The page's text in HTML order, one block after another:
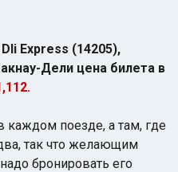
Express (14205),
Дели цена билета в
каждом поезде, а там, где
так что желающим
бронировать его